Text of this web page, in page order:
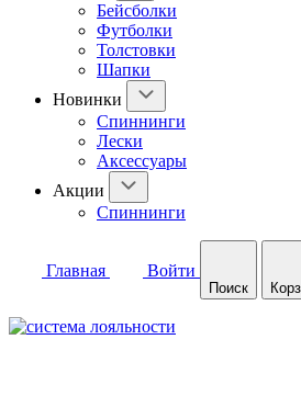
Бейсболки
Футболки
Толстовки
Шапки
Новинки
Спиннинги
Лески
Аксессуары
Акции
Спиннинги
Главная Войти
Поиск